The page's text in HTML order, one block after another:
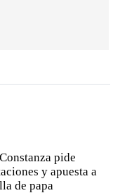
pide
y apuesta a
de papa